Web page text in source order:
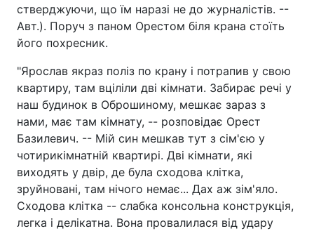
стверджуючи, що їм наразі не до журналістів. --
Авт.). Поруч з паном Орестом біля крана стоїть
його похресник.
"Ярослав якраз поліз по крану і потрапив у свою
квартиру, там вціліли дві кімнати. Забирає речі у
наш будинок в Оброшиному, мешкає зараз з
нами, має там кімнату, -- розповідає Орест
Базилевич. -- Мій син мешкав тут з сім'єю у
чотирикімнатній квартирі. Дві кімнати, які
виходять у двір, де була сходова клітка,
зруйновані, там нічого немає... Дах аж зім'яло.
Сходова клітка -- слабка консольна конструкція,
легка і делікатна. Вона провалилася від удару